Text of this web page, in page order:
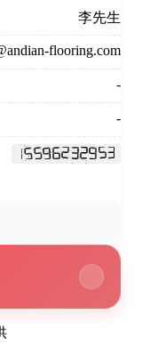
李先生
flooring.com
-
-